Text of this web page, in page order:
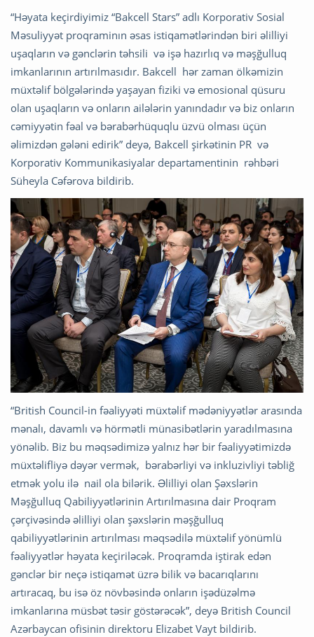
“Həyata keçirdiyimiz “Bakcell Stars” adlı Korporativ Sosial
Məsuliyyət proqraminın əsas istiqamətlərindən biri əlilliyi
uşaqların və gənclərin təhsili və işə hazırlıq və məşğulluq
imkanlarının artırılmasıdır. Bakcell hər zaman ölkəmizin
müxtəlif bölgələrində yaşayan fiziki və emosional qüsuru
olan uşaqların və onların ailələrin yanındadır və biz onların
cəmiyyətin fəal və bərabərhüquqlu üzvü olması üçün
əlimizdən gələni edirik” deyə, Bakcell şirkətinin PR və
Korporativ Kommunikasiyalar departamentinin rəhbəri
Süheyla Cəfərova bildirib.
“British Council-in fəaliyyəti müxtəlif mədəniyyətlər arasında
mənalı, davamlı və hörmətli münasibətlərin yaradılmasına
yönəlib. Biz bu məqsədimizə yalnız hər bir fəaliyyətimizdə
müxtəlifliyə dəyər vermək, bərabərliyi və inkluzivliyi təbliğ
etmək yolu ilə nail ola bilərik. Əlilliyi olan Şəxslərin
Məşğulluq Qabiliyyətlərinin Artırılmasına dair Proqram
çərçivəsində əlilliyi olan şəxslərin məşğulluq
qabiliyyətlərinin artırılması məqsədilə müxtəlif yönümlü
fəaliyyətlər həyata keçiriləcək. Proqramda iştirak edən
gənclər bir neçə istiqamət üzrə bilik və bacarıqlarını
artıracaq, bu isə öz növbəsində onların işədüzəlmə
imkanlarına müsbət təsir göstərəcək”, deyə British Council
Azərbaycan ofisinin direktoru Elizabet Vayt bildirib.